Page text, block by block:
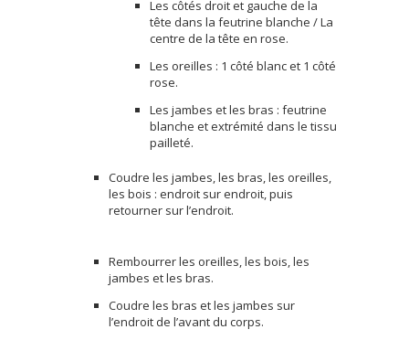
Les côtés droit et gauche de la
tête dans la feutrine blanche / La
centre de la tête en rose.
Les oreilles : 1 côté blanc et 1 côté
rose.
Les jambes et les bras : feutrine
blanche et extrémité dans le tissu
pailleté.
Coudre les jambes, les bras, les oreilles,
les bois : endroit sur endroit, puis
retourner sur l’endroit.
Rembourrer les oreilles, les bois, les
jambes et les bras.
Coudre les bras et les jambes sur
l’endroit de l’avant du corps.